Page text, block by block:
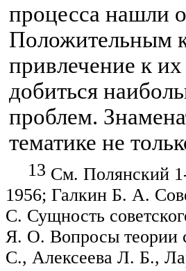
процесса нашли
Положительным
привлечение к
добиться
проблем.
тематике не
13 См. Полянский
1956; Галкин Б. А.
С. Сущность
Я. О. Вопросы теории
С., Алек­сеева Л. Б.,